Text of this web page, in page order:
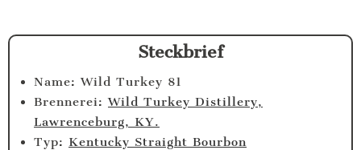
Steckbrief
Name: Wild Turkey 81
Brennerei:Wild Turkey Distillery,
Lawrenceburg, KY.
Typ: Kentucky Straight Bourbon